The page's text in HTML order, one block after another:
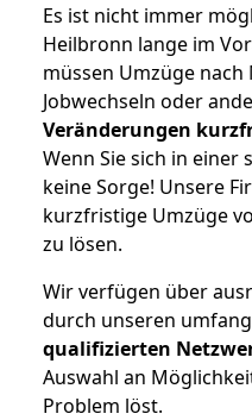
Es ist nicht immer
Heilbronn lange im
müssen Umzüge
Jobwechseln oder
Veränderungen
Wenn Sie sich in einer
keine Sorge! Unsere
kurzfristige Umzüge
zu lösen.
Wir verfügen über
durch unseren
qualifizierten
Auswahl an
Problem löst.